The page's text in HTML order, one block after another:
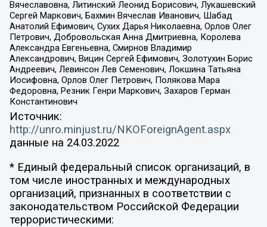
Вячеславовна, Литинский Леонид Борисович, Лукашевский
Сергей Маркович, Бахмин Вячеслав Иванович, Шабад
Анатолий Ефимович, Сухих Дарья Николаевна, Орлов Олег
Петрович, Добровольская Анна Дмитриевна, Королева
Александра Евгеньевна, Смирнов Владимир
Александрович, Вицин Сергей Ефимович, Золотухин Борис
Андреевич, Левинсон Лев Семенович, Локшина Татьяна
Иосифовна, Орлов Олег Петрович, Полякова Мара
Федоровна, Резник Генри Маркович, Захаров Герман
Константинович
Источник:
http://unro.minjust.ru/NKOForeignAgent.aspx
данные на 24.03.2022
* Единый федеральный список организаций, в
том числе иностранных и международных
организаций, признанных в соответствии с
законодательством Российской Федерации
террористическими: